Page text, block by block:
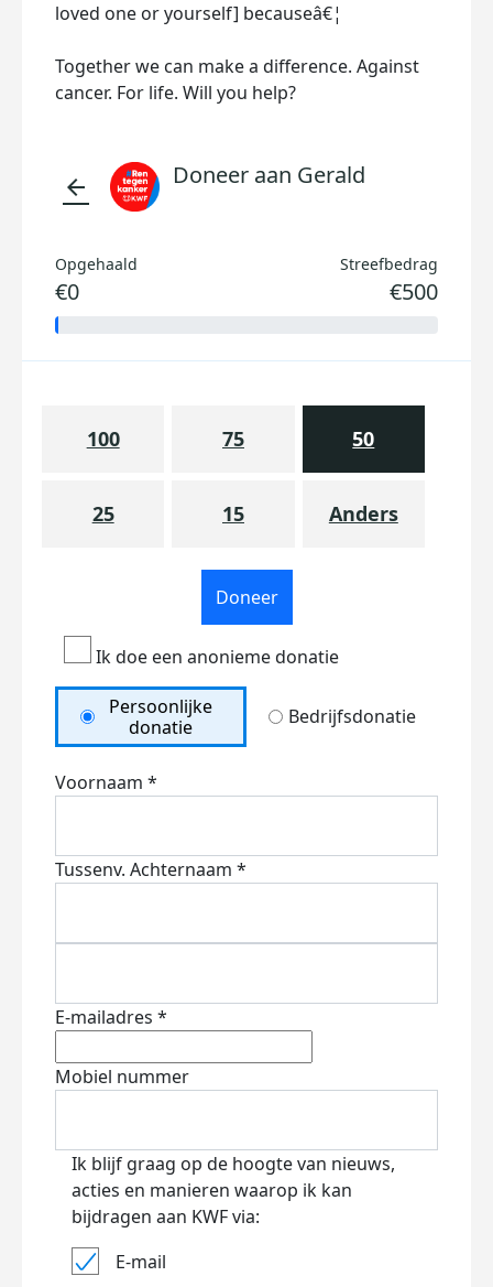
loved one or yourself] becauseâ€¦
Together we can make a difference. Against
cancer. For life. Will you help?
arrow_back Doneer aan Gerald
Opgehaald
€0
Streefbedrag
€500
100 75 50
25 15 Anders
Doneer
Ik doe een anonieme donatie
Persoonlijke
donatie
Bedrijfsdonatie
Voornaam *
Tussenv. Achternaam *
E-mailadres *
Mobiel nummer
Ik blijf graag op de hoogte van nieuws,
acties en manieren waarop ik kan
bijdragen aan KWF via:
E-mail